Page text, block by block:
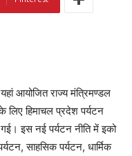
आयोजित राज्य मंत्रिमण्डल
हिमाचल प्रदेश पर्यटन
इस नई पर्यटन नीति में इको
साहसिक पर्यटन, धार्मिक